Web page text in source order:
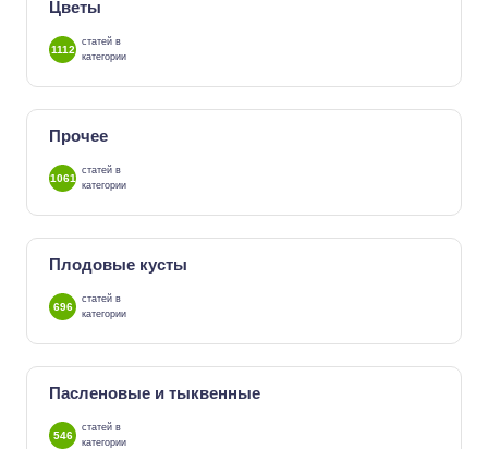
Цветы
1112
статей в
категории
Прочее
1061
статей в
категории
Плодовые кусты
696
статей в
категории
Пасленовые и тыквенные
546
статей в
категории